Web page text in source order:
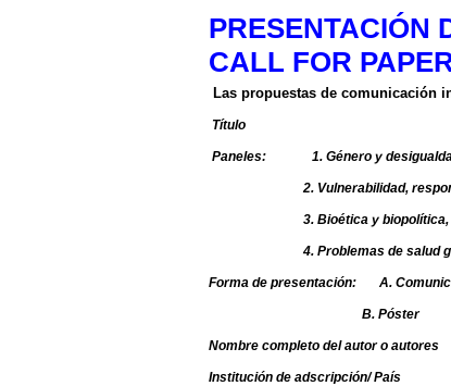
PRESENTACIÓN
CALL FOR
Las propuestas de comunicación
Título
Paneles: 1. Género y
2. Vulnerabilidad,
3. Bioética y biopolítica,
4. Problemas de salud
Forma de presentación: A.
B. Póster
Nombre completo del autor o autores
Institución de adscripción/ País